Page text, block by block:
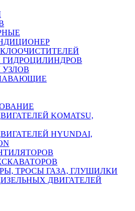
KOMATSU,
HYUNDAI,
ТРОСЫ ГАЗА, ГЛУШИЛКИ
ДВИГАТЕЛЕЙ